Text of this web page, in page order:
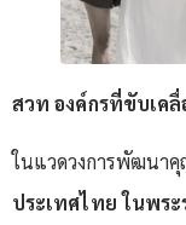
สวท องค์กรที่ขับเค
ในแวดวงการพัฒนา
ประเทศไทย ในพร